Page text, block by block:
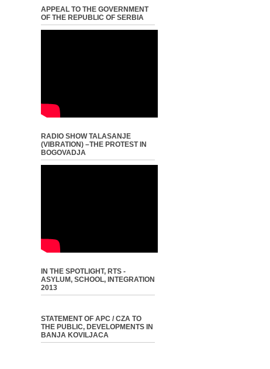
APPEAL TO THE GOVERNMENT
OF THE REPUBLIC OF SERBIA
RADIO SHOW TALASANJE
(VIBRATION) –THE PROTEST IN
BOGOVADJA
IN THE SPOTLIGHT, RTS -
ASYLUM, SCHOOL, INTEGRATION
2013
STATEMENT OF APC / CZA TO
THE PUBLIC, DEVELOPMENTS IN
BANJA KOVILJACA